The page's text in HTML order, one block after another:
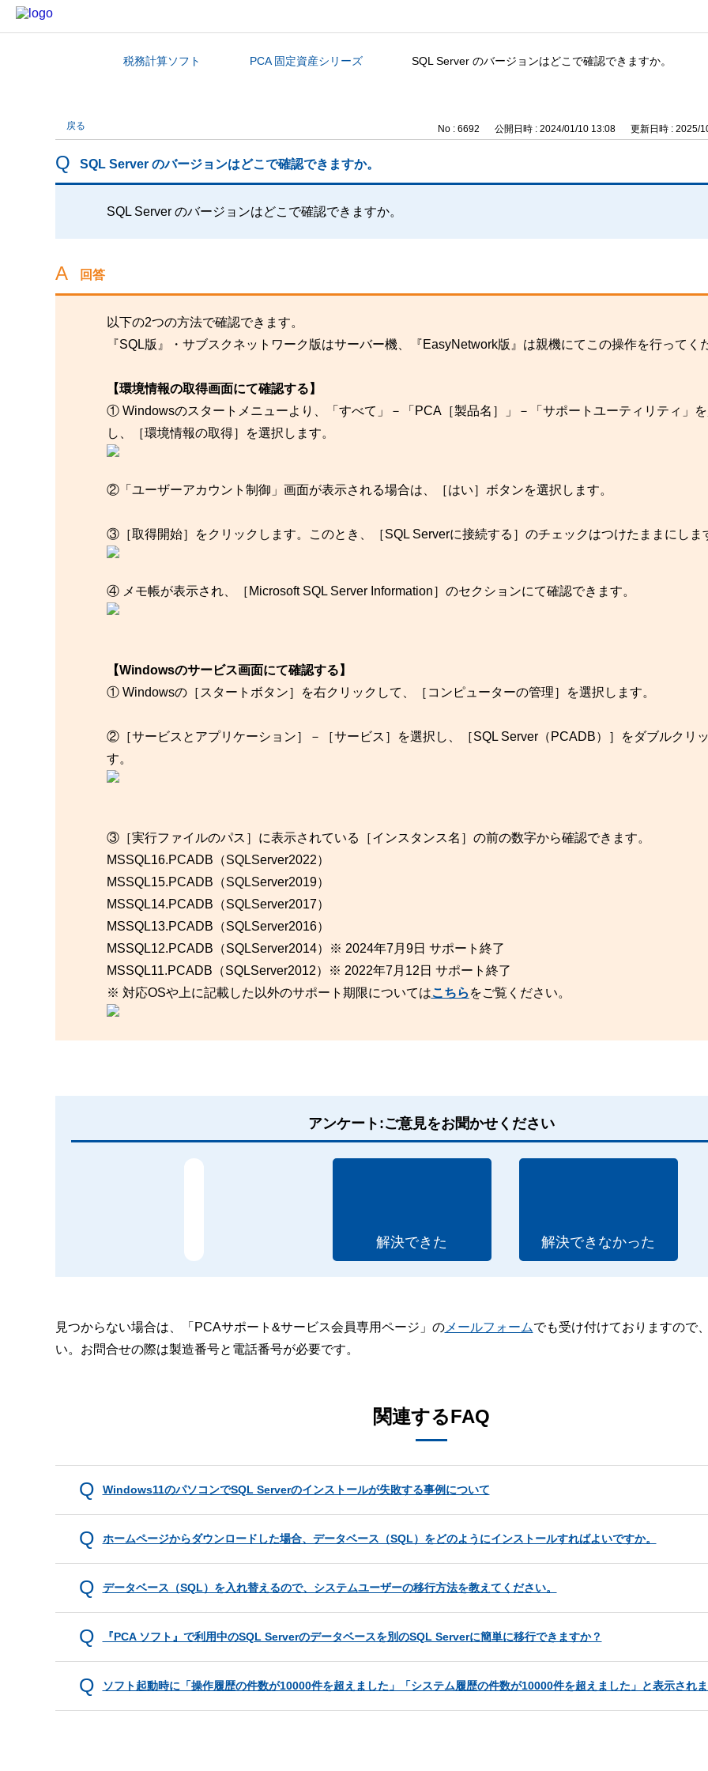
カテゴリから探す税務計算ソフト PCA 固定資産シリーズ SQL Server のバージョンはどこで確認できますか。
戻る No : 6692 公開日時 : 2024/01/10 13:08 更新日時 : 2025/
SQL Server のバージョンはどこで確認できますか。
SQL Server のバージョンはどこで確認できますか。
回答
以下の2つの方法で確認できます。
『SQL版』・サブスクネットワーク版はサーバー機、『EasyNetwork版』は親機にてこの操作を行ってく
【環境情報の取得画面にて確認する】
① Windowsのスタートメニューより、「すべて」－「PCA［製品名］」－「サポートユーティリティ」
し、［環境情報の取得］を選択します。
②「ユーザーアカウント制御」画面が表示される場合は、［はい］ボタンを選択します。
③［取得開始］をクリックします。このとき、［SQL Serverに接続する］のチェックはつけたままにしま
④ メモ帳が表示され、［Microsoft SQL Server Information］のセクションにて確認できます。
【Windowsのサービス画面にて確認する】
① Windowsの［スタートボタン］を右クリックして、［コンピューターの管理］を選択します。
②［サービスとアプリケーション］－［サービス］を選択し、［SQL Server（PCADB）］をダブルクリ
す。
③［実行ファイルのパス］に表示されている［インスタンス名］の前の数字から確認できます。
MSSQL16.PCADB（SQLServer2022）
MSSQL15.PCADB（SQLServer2019）
MSSQL14.PCADB（SQLServer2017）
MSSQL13.PCADB（SQLServer2016）
MSSQL12.PCADB（SQLServer2014）※ 2024年7月9日 サポート終了
MSSQL11.PCADB（SQLServer2012）※ 2022年7月12日 サポート終了
※ 対応OSや上に記載した以外のサポート期限についてはこちら をご覧ください。
アンケート:ご意見をお聞かせください
解決できた 解決できなかった
見つからない場合は、「PCAサポート&サービス会員専用ページ」のメールフォームでも受け付けておりますので
い。お問合せの際は製造番号と電話番号が必要です。
関連するFAQ
Windows11のパソコンでSQL Serverのインストールが失敗する事例について
ホームページからダウンロードした場合、データベース（SQL）をどのようにインストールすればよいですか。
データベース（SQL）を入れ替えるので、システムユーザーの移行方法を教えてください。
『PCA ソフト』で利用中のSQL Serverのデータベースを別のSQL Serverに簡単に移行できますか？
ソフト起動時に「操作履歴の件数が10000件を超えました」「システム履歴の件数が10000件を超えました」と表示され